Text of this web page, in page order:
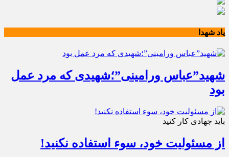
یاد شهدا
شهید”عباس ورامینی”؛شهیدی که مرد عمل
بود
باید جهادی کار کنید
از مسئولیت خود، سوء استفاده نکنید!